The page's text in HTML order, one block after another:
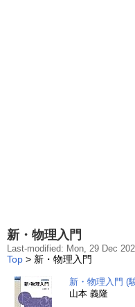
新・物理入門
Last-modified: Mon, 29 Dec
Top > 新・物理入門
新・物理入門 (
山本 義隆